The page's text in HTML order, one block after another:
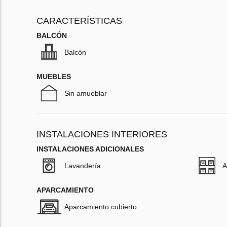
CARACTERÍSTICAS
BALCÓN
Balcón
MUEBLES
Sin amueblar
INSTALACIONES INTERIORES
INSTALACIONES ADICIONALES
Lavandería
APARCAMIENTO
Aparcamiento cubierto